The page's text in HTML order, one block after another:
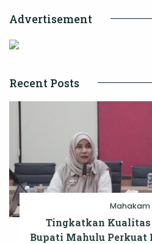
Advertisement
Recent Posts
Mahakam
Tingkatkan Kualitas
Bupati Mahulu Perkuat